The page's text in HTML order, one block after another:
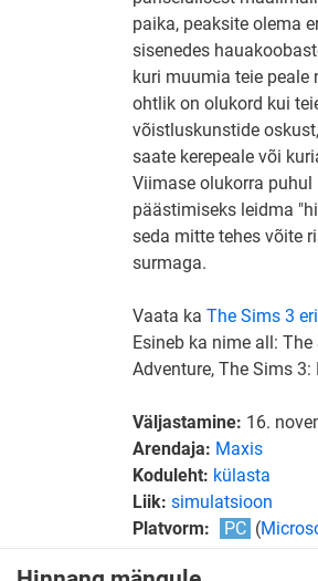
paika, peaksite olema
sisenedes
kuri muumia teie peale
ohtlik on olukord kui
võistluskunstide
saate kerepeale või
Viimase olukorra puhul
päästimiseks leidma
seda mitte tehes võite
surmaga.
Vaata ka The Sims 3
Esineb ka nime all:
Adventure, The Sims
Väljastamine: 16.
Arendaja: Maxis
Koduleht: külasta
Liik: simulatsioon
Platvorm:
PC (